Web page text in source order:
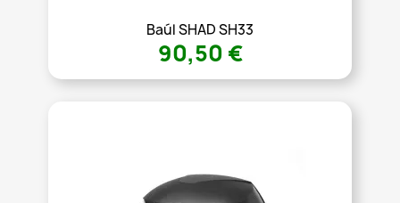
Baúl SHAD SH33
90,50 €